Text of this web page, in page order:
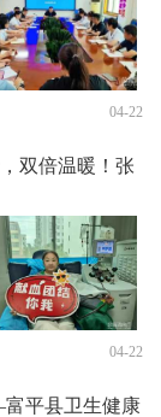
04-22
双倍温暖！张
04-22
富平县卫生健康